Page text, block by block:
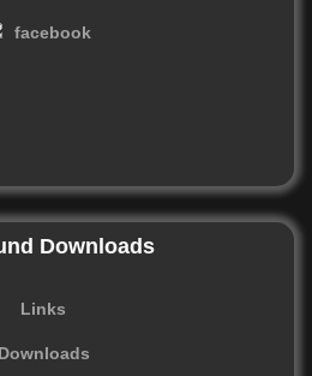
Downloads
Links
Downloads